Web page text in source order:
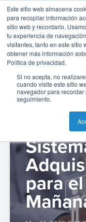
Este sitio web almacena
para recopilar información
sitio web y recordarlo.
tu experiencia de
visitantes, tanto en este sitio
obtener más información
Política de privacidad.
Si no acepta, no
cuando visite este sitio
navegador para
seguimiento.
English
Español
Español
Home
Administración
Tarjetas
Later
Banca
Digital
Super
Emisión
Pagos
inmediatos
Adquiriencia
SoftPOS
Pagos
QR
Comercio
Buy
Pay
Later
Pagos
Pago
de
propinas
Servicios
Emisión
Gestión
de
Comercio
como
Servicio
Casos
Banca
Neobanco
Proveedor
servicios
de
pago
Informes
analistas
de
éxito
Guías
Noticias
Sobre
BPC
Ubicaciones
Contacto
el
Perspectivas,
o
para el